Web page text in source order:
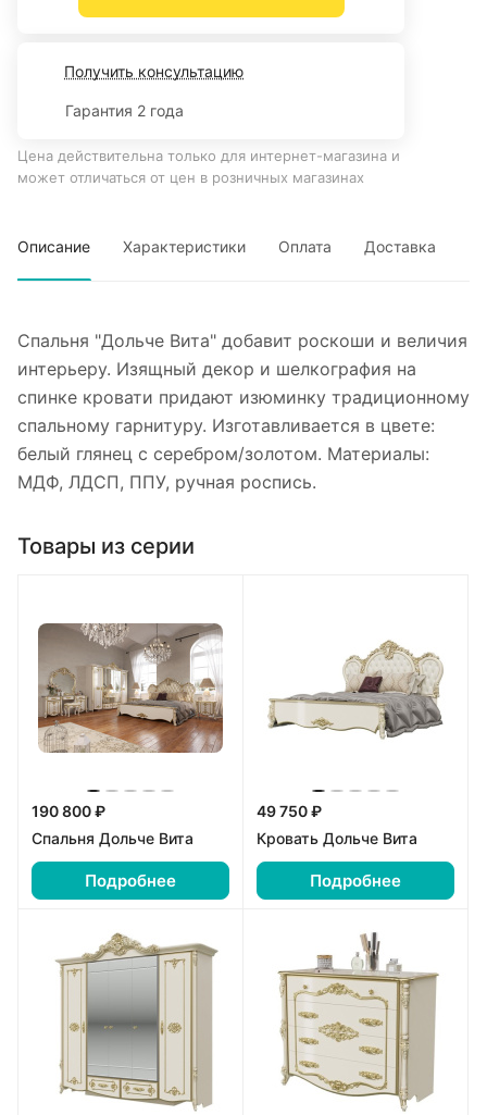
Получить консультацию
Гарантия 2 года
Цена действительна только для интернет-магазина и
может отличаться от цен в розничных магазинах
Описание Характеристики Оплата Доставка
Спальня "Дольче Вита" добавит роскоши и величия
интерьеру. Изящный декор и шелкография на
спинке кровати придают изюминку традиционному
спальному гарнитуру. Изготавливается в цвете:
белый глянец с серебром/золотом. Материалы:
МДФ, ЛДСП, ППУ, ручная роспись.
Товары из серии
190 800 ₽
Спальня Дольче Вита
Подробнее
49 750 ₽
Кровать Дольче Вита
Подробнее